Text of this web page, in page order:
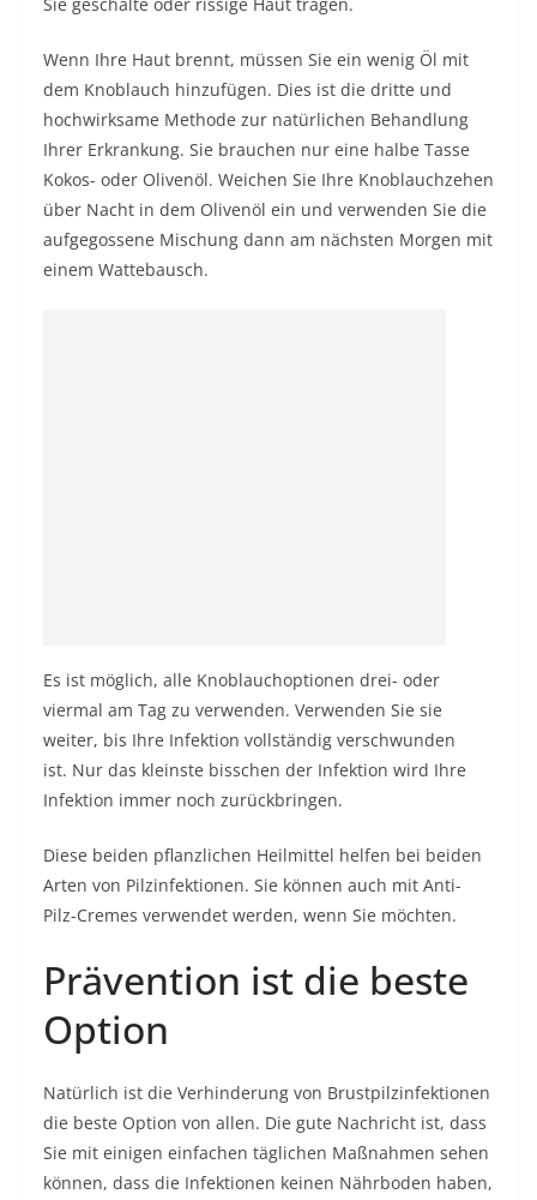
Wenn Ihre Haut brennt, müssen Sie ein wenig Öl mit
dem Knoblauch hinzufügen. Dies ist die dritte und
hochwirksame Methode zur natürlichen Behandlung
Ihrer Erkrankung. Sie brauchen nur eine halbe Tasse
Kokos- oder Olivenöl. Weichen Sie Ihre Knoblauchzehen
über Nacht in dem Olivenöl ein und verwenden Sie die
aufgegossene Mischung dann am nächsten Morgen mit
einem Wattebausch.
Es ist möglich, alle Knoblauchoptionen drei- oder
viermal am Tag zu verwenden. Verwenden Sie sie
weiter, bis Ihre Infektion vollständig verschwunden
ist. Nur das kleinste bisschen der Infektion wird Ihre
Infektion immer noch zurückbringen.
Diese beiden pflanzlichen Heilmittel helfen bei beiden
Arten von Pilzinfektionen. Sie können auch mit Anti-
Pilz-Cremes verwendet werden, wenn Sie möchten.
Prävention ist die beste
Option
Natürlich ist die Verhinderung von Brustpilzinfektionen
die beste Option von allen. Die gute Nachricht ist, dass
Sie mit einigen einfachen täglichen Maßnahmen sehen
können, dass die Infektionen keinen Nährboden haben,